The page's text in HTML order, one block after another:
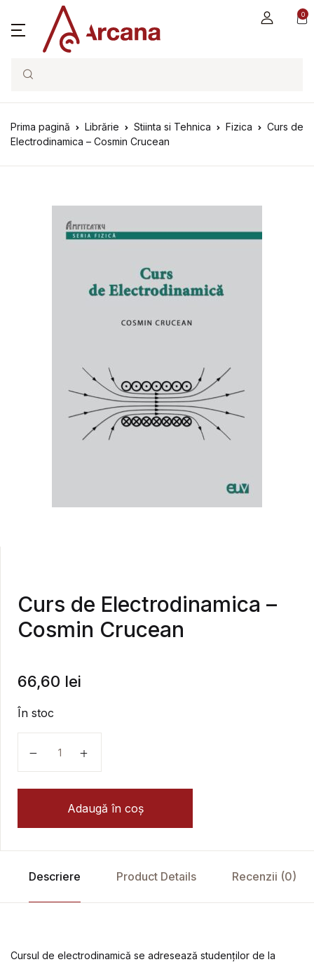
0
Search
Prima pagină Librărie Stiinta si Tehnica Fizica
Curs de
Electrodinamica – Cosmin Crucean
Curs de Electrodinamica –
Cosmin Crucean
66,60 lei
În stoc
Adaugă în coș
Descriere Product Details Recenzii (0)
Cursul de electrodinamică se adresează studenților de la